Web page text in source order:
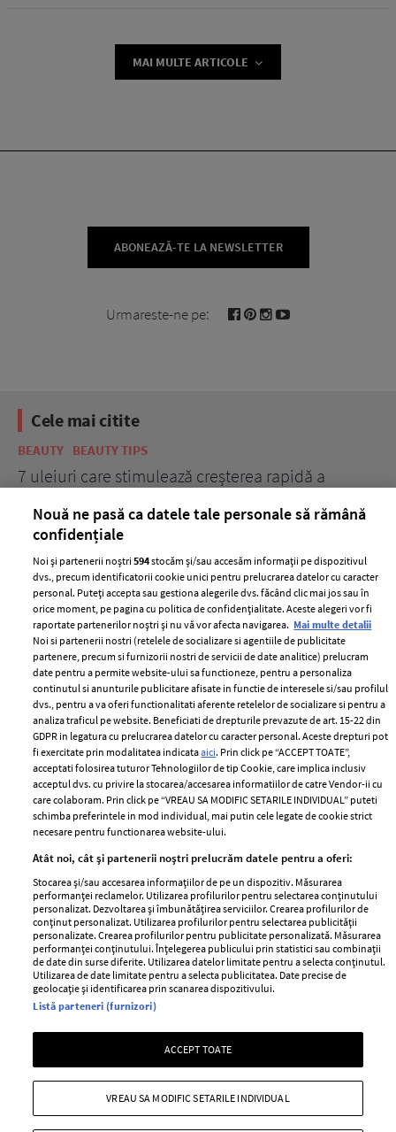
MAI MULTE ARTICOLE
ABONEAZĂ-TE LA NEWSLETTER
Urmareste-ne pe:
Cele mai citite
BEAUTY BEAUTY TIPS
7 uleiuri care stimulează creșterea rapidă a
ELLE Style Awards
2024
Despre ELLE
Romania
Contact
Abonamente
Termeni si conditii
Politica de
confidențialitate
Politica de cookies
Publicitate
GSP
Unica
Baby
Retete
femei
Viva
Avantaje
Retete practice
Pariază responsabil! Decizia ONJN nr. 821/25.09.2025.
Jocurile de noroc sunt interzise minorilor.
Copyright © 2026 Ringier Romania SRL
Nouă ne pasă ca datele tale personale să rămână
confidențiale
Noi și partenerii noștri594stocăm și/sau accesăm informații pe dispozitivul
dvs., precum identificatorii cookie unici pentru prelucrarea datelor cu caracter
personal. Puteți accepta sau gestiona alegerile dvs. făcând clic mai jos sau în
orice moment, pe pagina cu politica de confidențialitate. Aceste alegeri vor fi
raportate partenerilor noștri și nu vă vor afecta navigarea. Mai multe detalii
Noi si partenerii nostri (retelele de socializare si agentiile de publicitate
partenere, precum si furnizorii nostri de servicii de date analitice) prelucram
date pentru a permite website-ului sa functioneze, pentru a personaliza
continutul si anunturile publicitare afisate in functie de interesele si/sau profilul
dvs., pentru a va oferi functionalitati aferente retelelor de socializare si pentru a
analiza traficul pe website. Beneficiati de drepturile prevazute de art. 15-22 din
GDPR in legatura cu prelucrarea datelor cu caracter personal. Aceste drepturi pot
fi exercitate prin modalitatea indicataaici. Prin click pe “ACCEPT TOATE”,
acceptati folosirea tuturor Tehnologiilor de tip Cookie, care implica inclusiv
acceptul dvs. cu privire la stocarea/accesarea informatiilor de catre Vendor-ii cu
care colaboram. Prin click pe “VREAU SA MODIFIC SETARILE INDIVIDUAL” puteti
schimba preferintele in mod individual, mai putin cele legate de cookie strict
necesare pentru functionarea website-ului.
Atât noi, cât și partenerii noștri prelucrăm datele pentru a oferi:
Stocarea și/sau accesarea informațiilor de pe un dispozitiv. Măsurarea
performanței reclamelor. Utilizarea profilurilor pentru selectarea conținutului
personalizat. Dezvoltarea și îmbunătățirea serviciilor. Crearea profilurilor de
conținut personalizat. Utilizarea profilurilor pentru selectarea publicității
personalizate. Crearea profilurilor pentru publicitate personalizată. Măsurarea
performanței conținutului. Înțelegerea publicului prin statistici sau combinații
de date din surse diferite. Utilizarea datelor limitate pentru a selecta conținutul.
Utilizarea de date limitate pentru a selecta publicitatea. Date precise de
geolocație și identificarea prin scanarea dispozitivului.
Listă parteneri (furnizori)
ACCEPT TOATE
VREAU SA MODIFIC SETARILE INDIVIDUAL